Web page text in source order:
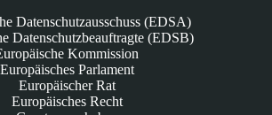
Datenschutzausschuss (EDSA)
Datenschutzbeauftragte (EDSB)
Kommission
Europäisches Parlament
Europäischer Rat
Europäisches Recht